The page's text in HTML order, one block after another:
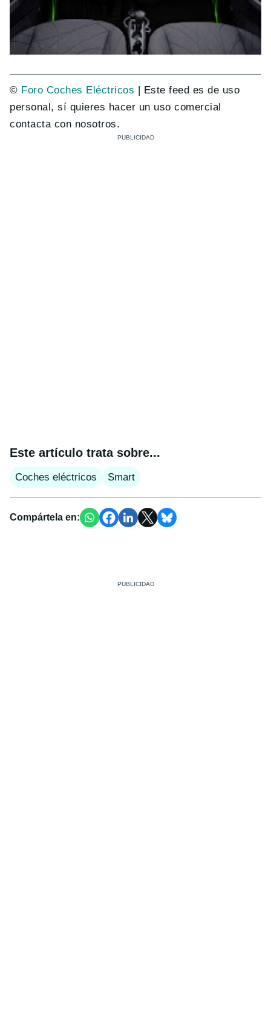
© Foro Coches Eléctricos | Este feed es de uso
personal, sí quieres hacer un uso comercial
contacta con nosotros.
Este artículo trata sobre...
Coches eléctricos Smart
Compártela en: